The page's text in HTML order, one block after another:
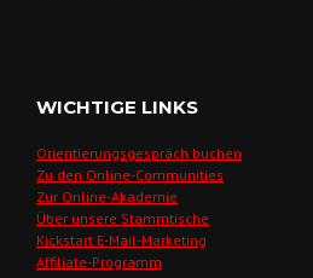
WICHTIGE LINKS
Orientierungsgespräch buchen
Zu den Online-Communities
Zur Online-Akademie
Über unsere Stammtische
Kickstart E-Mail-Marketing
Affiliate-Programm